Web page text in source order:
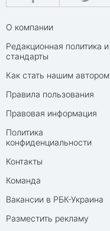
О компании
Редакционная политика и
стандарты
Как стать нашим автором
Правила пользования
Правовая информация
Политика
конфиденциальности
Контакты
Команда
Вакансии в РБК-Украина
Разместить рекламу